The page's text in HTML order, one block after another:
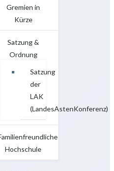
Gremien in
Kürze
Satzung &
Ordnung
Satzung
der
LAK
(LandesAstenKonferenz)
Hochschule